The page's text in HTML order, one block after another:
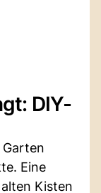
DIY-
Eine
Kisten